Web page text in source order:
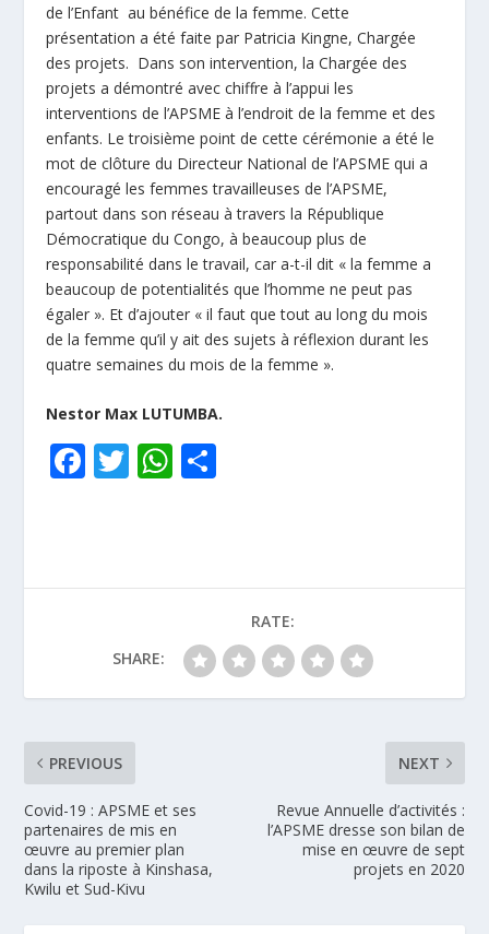
de l’Enfant au bénéfice de la femme. Cette
présentation a été faite par Patricia Kingne, Chargée
des projets. Dans son intervention, la Chargée des
projets a démontré avec chiffre à l’appui les
interventions de l’APSME à l’endroit de la femme et des
enfants. Le troisième point de cette cérémonie a été le
mot de clôture du Directeur National de l’APSME qui a
encouragé les femmes travailleuses de l’APSME,
partout dans son réseau à travers la République
Démocratique du Congo, à beaucoup plus de
responsabilité dans le travail, car a-t-il dit « la femme a
beaucoup de potentialités que l’homme ne peut pas
égaler ». Et d’ajouter « il faut que tout au long du mois
de la femme qu’il y ait des sujets à réflexion durant les
quatre semaines du mois de la femme ».
Nestor Max LUTUMBA.
F
o
T W
A
p
p
er
SHARE:
RATE:
PREVIOUS
Covid-19 : APSME et ses
partenaires de mis en
œuvre au premier plan
dans la riposte à Kinshasa,
Kwilu et Sud-Kivu
NEXT
Revue Annuelle d’activités :
l’APSME dresse son bilan de
mise en œuvre de sept
projets en 2020